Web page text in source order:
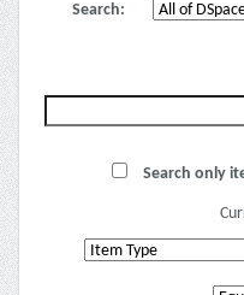
Search:
Search only